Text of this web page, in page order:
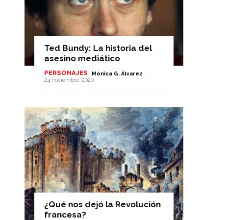
Ted Bundy: La historia del
asesino mediático
PERSONAJES Mónica G. Álvarez -
24 noviembre, 2020
¿Qué nos dejó la Revolución
francesa?